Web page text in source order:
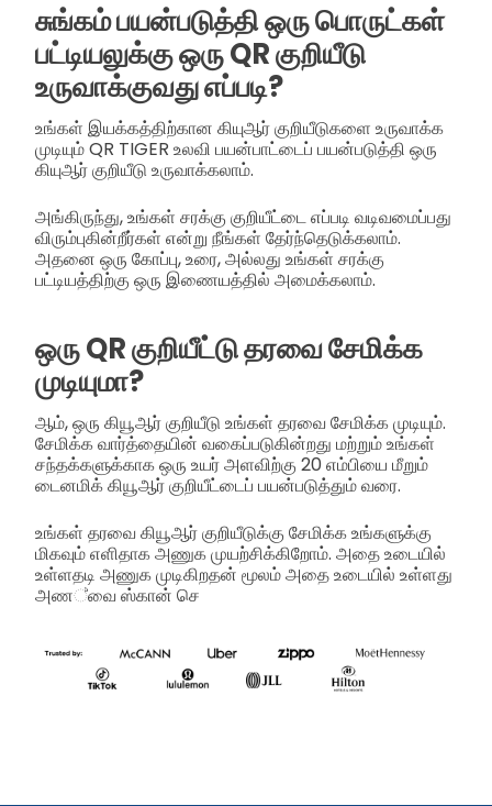
சுங்கம் பயன்படுத்தி ஒரு பொருட்கள்
பட்டியலுக்கு ஒரு QR குறியீடு
உருவாக்குவது எப்படி?
உங்கள் இயக்கத்திற்கான கியுஆர் குறியீடுகளை உருவாக்க
முடியும் QR TIGER உலவி பயன்பாட்டைப் பயன்படுத்தி ஒரு
கியுஆர் குறியீடு உருவாக்கலாம்.
அங்கிருந்து, உங்கள் சரக்கு குறியீட்டை எப்படி வடிவமைப்பது
விரும்புகின்றீர்கள் என்று நீங்கள் தேர்ந்தெடுக்கலாம்.
அதனை ஒரு கோப்பு, உரை, அல்லது உங்கள் சரக்கு
பட்டியத்திற்கு ஒரு இணையத்தில் அமைக்கலாம்.
ஒரு QR குறியீட்டு தரவை சேமிக்க
முடியுமா?
ஆம், ஒரு கியூஆர் குறியீடு உங்கள் தரவை சேமிக்க முடியும்.
சேமிக்க வார்த்தையின் வகைப்படுகின்றது மற்றும் உங்கள்
சந்தக்களுக்காக ஒரு உயர் அளவிற்கு 20 எம்பியை மீறும்
டைனமிக் கியூஆர் குறியீட்டைப் பயன்படுத்தும் வரை.
உங்கள் தரவை கியூஆர் குறியீடுக்கு சேமிக்க உங்களுக்கு
மிகவும் எளிதாக அணுக முயற்சிக்கிறோம். அதை உடையில்
உள்ளதடி அணுக முடிகிறதன் மூலம் அதை உடையில் உள்ளது
அண්வை ஸ்கான் செ